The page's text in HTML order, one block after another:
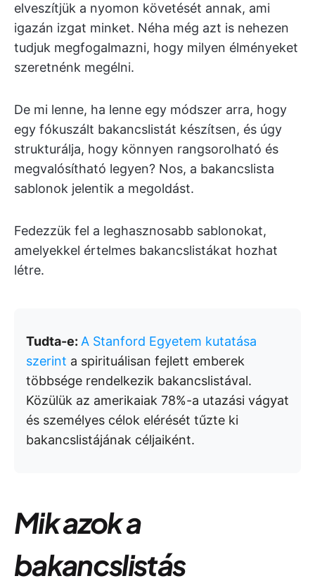
elveszítjük a nyomon követését annak, ami
igazán izgat minket. Néha még azt is nehezen
tudjuk megfogalmazni, hogy milyen élményeket
szeretnénk megélni.
De mi lenne, ha lenne egy módszer arra, hogy
egy fókuszált bakancslistát készítsen, és úgy
strukturálja, hogy könnyen rangsorolható és
megvalósítható legyen? Nos, a bakancslista
sablonok jelentik a megoldást.
Fedezzük fel a leghasznosabb sablonokat,
amelyekkel értelmes bakancslistákat hozhat
létre.
Tudta-e: A Stanford Egyetem kutatása
szerint a spirituálisan fejlett emberek
többsége rendelkezik bakancslistával.
Közülük az amerikaiak 78%-a utazási vágyat
és személyes célok elérését tűzte ki
bakancslistájának céljaiként.
Mik azok a
bakancslistás